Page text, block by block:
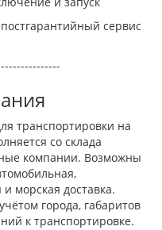
сервис
транспортировки на
со склада
компании. Возможны
морская доставка.
города, габаритов
к транспортировке.